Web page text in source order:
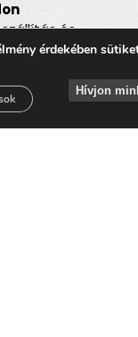
és
szelektív
érdekében
Hívjon